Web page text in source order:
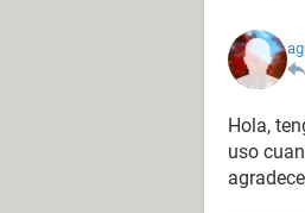
Hola,
uso